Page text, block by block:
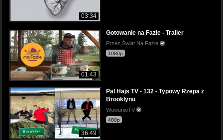
03:34
01:43
Gotowanie na Fazie - Trailer
Przez Świat Na Fazie
1080p
36:49
Pal Hajs TV - 132 - Typowy Rzepa z
Brooklynu
WuwunioTV
480p